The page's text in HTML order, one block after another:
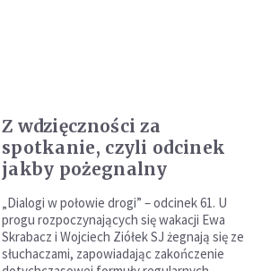
Z wdzięczności za
spotkanie, czyli odcinek
jakby pożegnalny
„Dialogi w połowie drogi” – odcinek 61. U
progu rozpoczynających się wakacji Ewa
Skrabacz i Wojciech Ziółek SJ żegnają się ze
słuchaczami, zapowiadając zakończenie